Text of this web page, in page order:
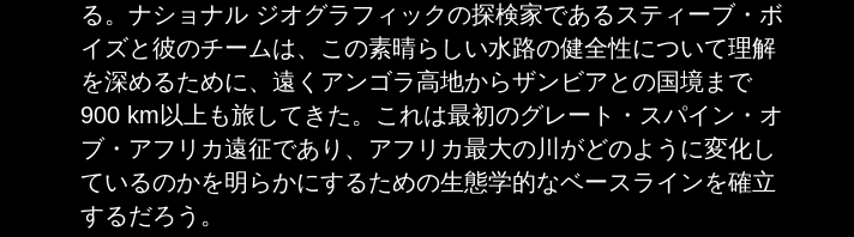
る。ナショナル ジオグラフィックの探検家であるスティーブ・ボ
イズと彼のチームは、この素晴らしい水路の健全性について理解
を深めるために、遠くアンゴラ高地からザンビアとの国境まで
900 km以上も旅してきた。これは最初のグレート・スパイン・オ
ブ・アフリカ遠征であり、アフリカ最大の川がどのように変化し
ているのかを明らかにするための生態学的なベースラインを確立
するだろう。